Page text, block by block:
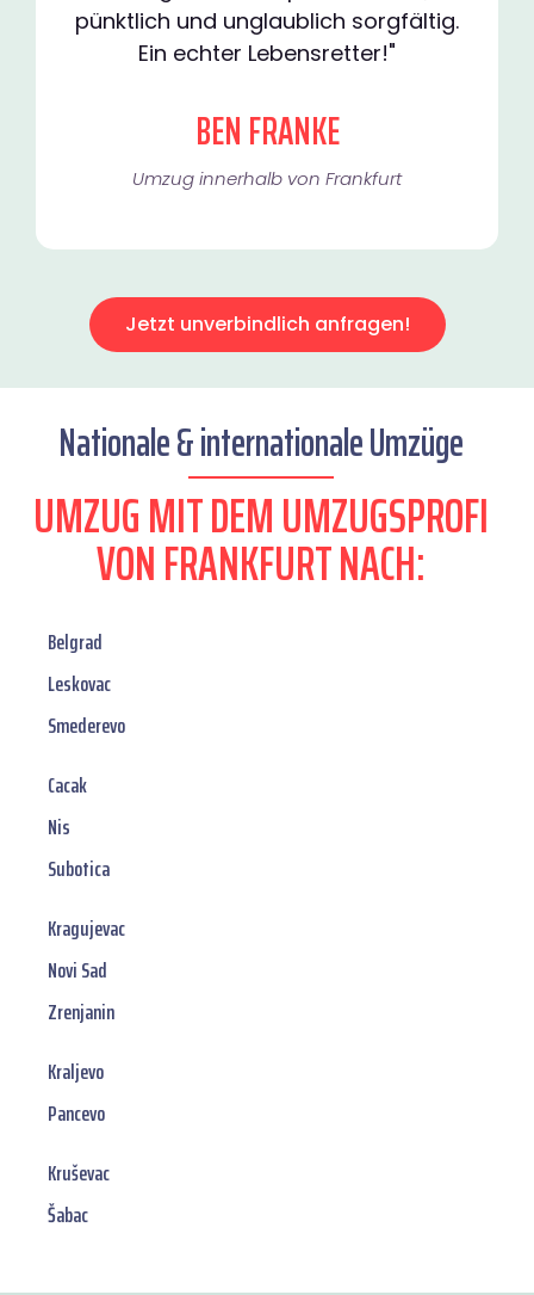
pünktlich und unglaublich sorgfältig.
Ein echter Lebensretter!"
BEN FRANKE
Umzug innerhalb von Frankfurt​
Jetzt unverbindlich anfragen!
Nationale & internationale Umzüge
UMZUG MIT DEM UMZUGSPROFI
VON FRANKFURT NACH:
Belgrad
Leskovac
Smederevo
Cacak
Nis
Subotica
Kragujevac
Novi Sad
Zrenjanin
Kraljevo
Pancevo
Kruševac
Šabac